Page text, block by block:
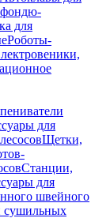
для
Роботы-
для
Щетки,
Станции,
для
швейного
сушильных